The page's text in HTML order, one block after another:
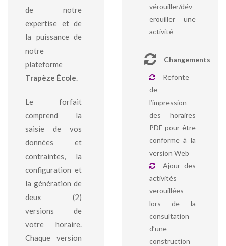
de notre
expertise et de
la puissance de
notre
plateforme
Trapèze École.
Le forfait
comprend la
saisie de vos
données et
contraintes, la
configuration et
la génération de
deux (2)
versions de
votre horaire.
Chaque version
vérouiller/dév
erouiller une
activité
Changements
Refonte
de
l’impression
des horaires
PDF pour être
conforme à la
version Web
Ajour des
activités
verouillées
lors de la
consultation
d’une
construction